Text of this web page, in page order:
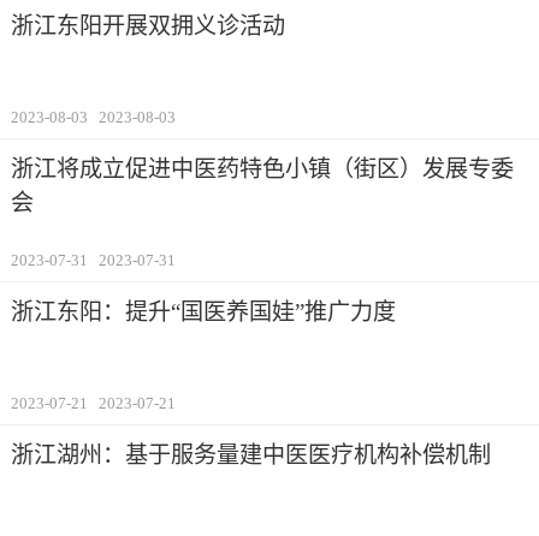
浙江东阳开展双拥义诊活动
2023-08-03 2023-08-03
浙江将成立促进中医药特色小镇（街区）发展专委
会
2023-07-31 2023-07-31
浙江东阳：提升“国医养国娃”推广力度
2023-07-21 2023-07-21
浙江湖州：基于服务量建中医医疗机构补偿机制